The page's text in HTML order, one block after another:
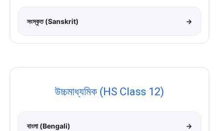
সংস্কৃত (Sanskrit) →
উচ্চমাধ্যমিক (HS Class 12)
বাংলা (Bengali) →